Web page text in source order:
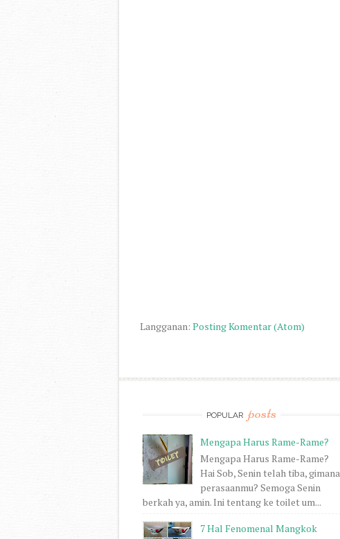
Langganan: Posting Komentar (Atom)
POPULAR posts
Mengapa Harus Rame-Rame?
Mengapa Harus Rame-Rame?
Hai Sob, Senin telah tiba, gimana
perasaanmu? Semoga Senin
berkah ya, amin. Ini tentang ke toilet um...
7 Hal Fenomenal Mangkok